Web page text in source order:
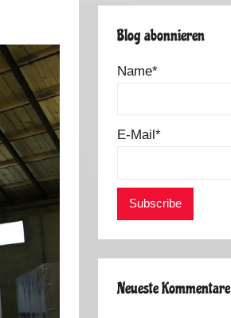
Blog abonnieren
Name*
E-Mail*
Neueste Kommentare